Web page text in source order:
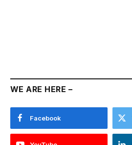
WE ARE HERE –
Facebook